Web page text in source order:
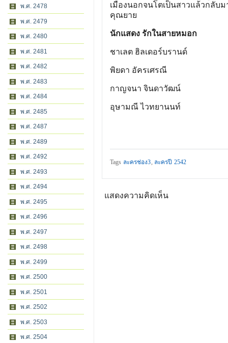
พ.ศ. 2478
พ.ศ. 2479
พ.ศ. 2480
พ.ศ. 2481
พ.ศ. 2482
พ.ศ. 2483
พ.ศ. 2484
พ.ศ. 2485
พ.ศ. 2487
พ.ศ. 2489
พ.ศ. 2492
พ.ศ. 2493
พ.ศ. 2494
พ.ศ. 2495
พ.ศ. 2496
พ.ศ. 2497
พ.ศ. 2498
พ.ศ. 2499
พ.ศ. 2500
พ.ศ. 2501
พ.ศ. 2502
พ.ศ. 2503
พ.ศ. 2504
เมืองนอกจนโตเป็นสาวแล้วกลับ
คุณยาย
นักแสดง รักในสายหมอก
ชาเลต ฮิลเดอร์บรานด์
พิยดา อัครเศรณี
กาญจนา จินดาวัฒน์
อุษามณี ไวทยานนท์
Tags ละครช่อง3, ละครปี 2542
แสดงความคิดเห็น